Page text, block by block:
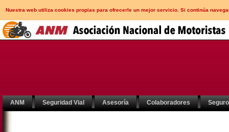
Nuestra web utiliza cookies propias para ofrecerle un mejor servicio. Si continúa
ANM Seguridad Vial Asesoría Colaboradores